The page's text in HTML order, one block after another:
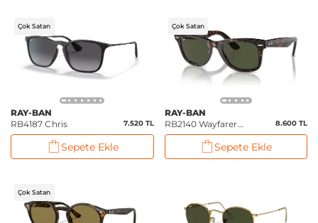
Çok Satan
RAY-BAN
RB4187 Chris
7.520 TL
Sepete Ekle
Çok Satan
RAY-BAN
RB2140 Wayfarer
Tortoise
8.600 TL
Sepete Ekle
Çok Satan